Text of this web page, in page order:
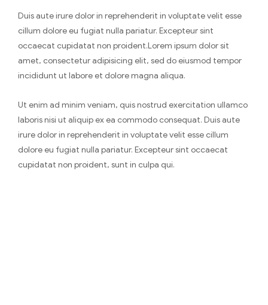
Duis aute irure dolor in reprehenderit in voluptate velit esse
cillum dolore eu fugiat nulla pariatur. Excepteur sint
occaecat cupidatat non proident.Lorem ipsum dolor sit
amet, consectetur adipisicing elit, sed do eiusmod tempor
incididunt ut labore et dolore magna aliqua.
Ut enim ad minim veniam, quis nostrud exercitation ullamco
laboris nisi ut aliquip ex ea commodo consequat. Duis aute
irure dolor in reprehenderit in voluptate velit esse cillum
dolore eu fugiat nulla pariatur. Excepteur sint occaecat
cupidatat non proident, sunt in culpa qui.